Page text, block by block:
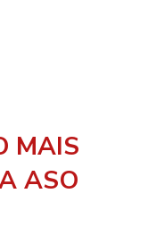
MAIS
ASO